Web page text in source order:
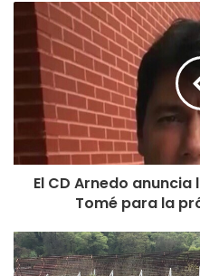
El CD Arnedo
Tomé para la